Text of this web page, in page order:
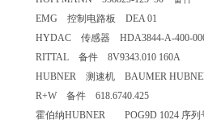
EMG 控制电路板 DEA 01
HYDAC 传感器 HDA3844-A-400-
RITTAL 备件 8V9343.010 160A
HUBNER 测速机 BAUMER HUBNER
R+W 备件 618.6740.425
霍伯纳HUBNER POG9D 1024 序列